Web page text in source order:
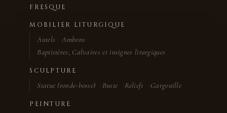
FRESQUE
MOBILIER LITURGIQUE
Autels
Ambons
Baptistères, Calvaires et insignes liturgiques
SCULPTURE
Statue (ronde-bosse) Buste Reliefs Gargouille
PEINTURE